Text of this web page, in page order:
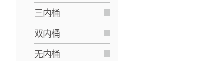
三内桶
双内桶
无内桶